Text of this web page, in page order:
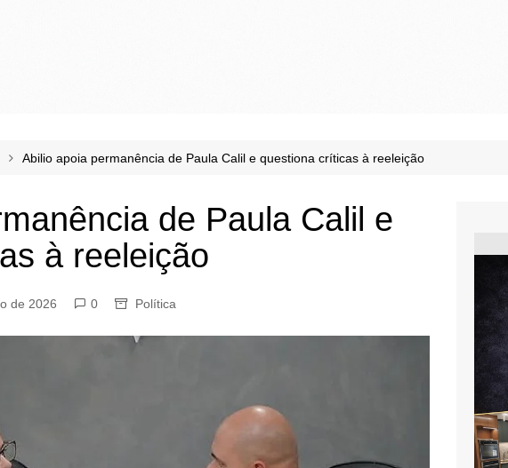
Abilio apoia permanência de Paula Calil e questiona críticas à reeleição
de Paula Calil e
à reeleição
de 2026 0 Política